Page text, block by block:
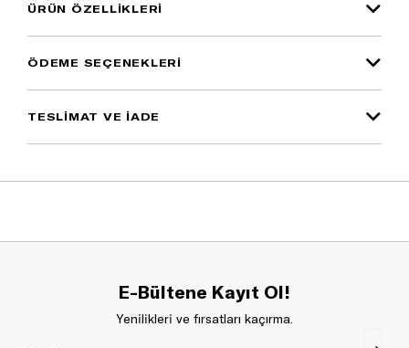
ÜRÜN ÖZELLIKLERI
ÖDEME SEÇENEKLERI
TESLİMAT VE İADE
E-Bültene Kayıt Ol!
Yenilikleri ve fırsatları kaçırma.